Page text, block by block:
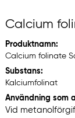
Calcium
Produktnamn:
Calcium folinate
Substans:
Kalciumfolinat
Användning som
Vid